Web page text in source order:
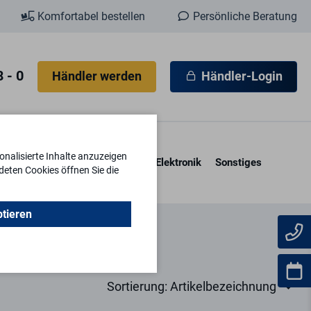
Komfortabel bestellen Persönliche Beratung
- 0 Händler werden Händler-Login
& Kassetten Schlüssel Elektronik Sonstiges
Inhalte anzuzeigen
Cookies öffnen Sie die